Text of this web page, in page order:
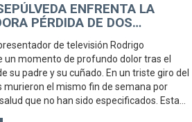
ENFRENTA LA
PÉRDIDA DE DOS
de televisión Rodrigo
un momento de profundo dolor tras el
su padre y su cuñado. En un triste giro del
murieron el mismo fin de semana por
que no han sido especificados. Esta